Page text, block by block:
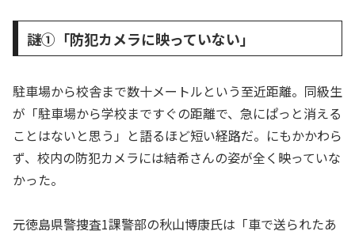
謎①「防犯カメラに映っていない」
駐車場から校舎まで数十メートルという至近距離。同級生
が「駐車場から学校まですぐの距離で、急にぱっと消える
ことはないと思う」と語るほど短い経路だ。にもかかわら
ず、校内の防犯カメラには結希さんの姿が全く映っていな
かった。
元徳島県警捜査1課警部の秋山博康氏は「車で送られたあ